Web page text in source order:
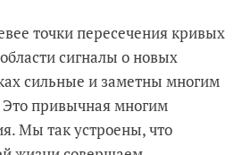
точки пересечения кривых
сигналы о новых
сильные и заметны многим
привычная многим
Мы так устроены, что